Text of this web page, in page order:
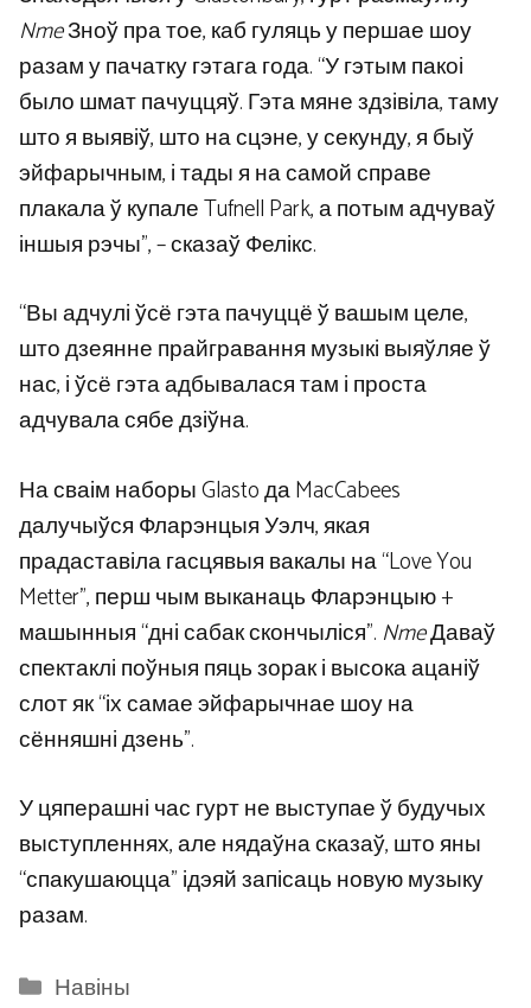
NmeЗноў пра тое, каб гуляць у першае шоу
разам у пачатку гэтага года. “У гэтым пакоі
было шмат пачуццяў. Гэта мяне здзівіла, таму
што я выявіў, што на сцэне, у секунду, я быў
эйфарычным, і тады я на самой справе
плакала ў купале Tufnell Park, а потым адчуваў
іншыя рэчы”, – сказаў Фелікс.
“Вы адчулі ўсё гэта пачуццё ў вашым целе,
што дзеянне прайгравання музыкі выяўляе ў
нас, і ўсё гэта адбывалася там і проста
адчувала сябе дзіўна.
На сваім наборы Glasto да MacCabees
далучыўся Фларэнцыя Уэлч, якая
прадаставіла гасцявыя вакалы на “Love You
Metter”, перш чым выканаць Фларэнцыю +
машынныя “дні сабак скончыліся”. NmeДаваў
спектаклі поўныя пяць зорак і высока ацаніў
слот як “іх самае эйфарычнае шоу на
сённяшні дзень”.
У цяперашні час гурт не выступае ў будучых
выступленнях, але нядаўна сказаў, што яны
“спакушаюцца” ідэяй запісаць новую музыку
разам.
Categories
Навіны